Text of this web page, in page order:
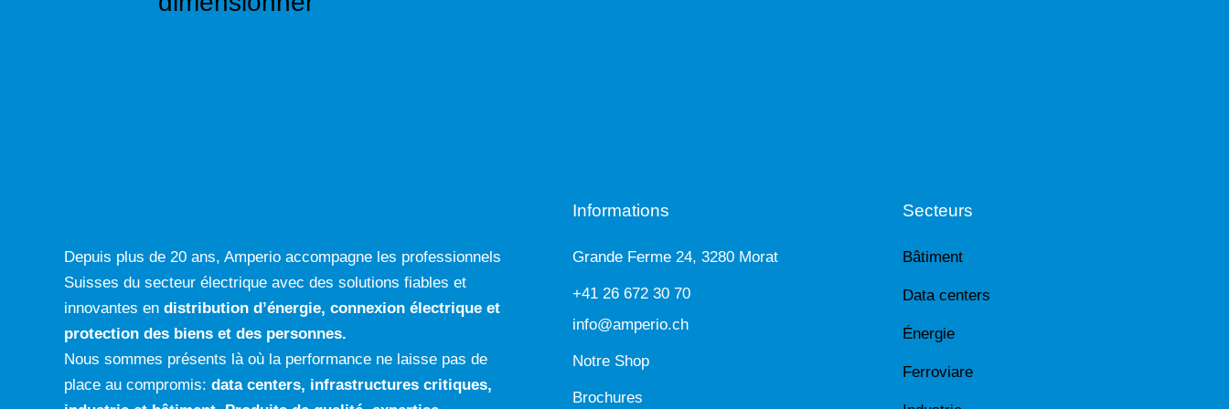
Depuis plus de 20 ans, Amperio accompagne les professionnels
Suisses du secteur électrique avec des solutions fiables et
innovantes en distribution d’énergie, connexion électrique et
protection des biens et des personnes.
Nous sommes présents là où la performance ne laisse pas de
place au compromis: data centers, infrastructures critiques,
Informations
Grande Ferme 24, 3280 Morat
+41 26 672 30 70
info@amperio.ch
Notre Shop
Brochures
Secteurs
Bâtiment
Data centers
Énergie
Ferroviare